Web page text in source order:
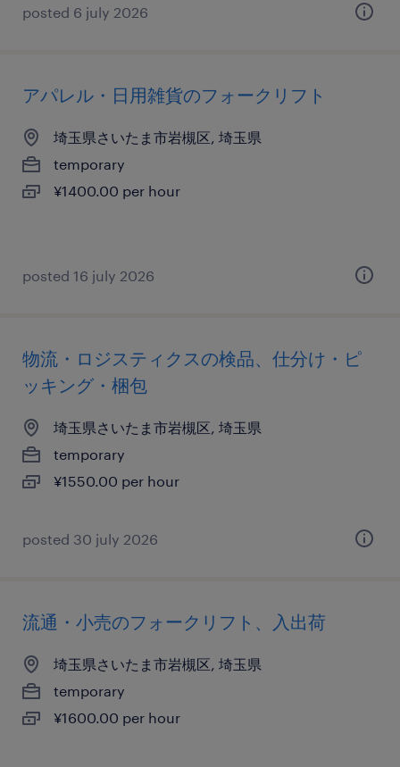
posted 6 july 2026
アパレル・日用雑貨のフォークリフト
埼玉県さいたま市岩槻区, 埼玉県
temporary
¥1400.00 per hour
posted 16 july 2026
物流・ロジスティクスの検品、仕分け・ピ
ッキング・梱包
埼玉県さいたま市岩槻区, 埼玉県
temporary
¥1550.00 per hour
posted 30 july 2026
流通・小売のフォークリフト、入出荷
埼玉県さいたま市岩槻区, 埼玉県
temporary
¥1600.00 per hour